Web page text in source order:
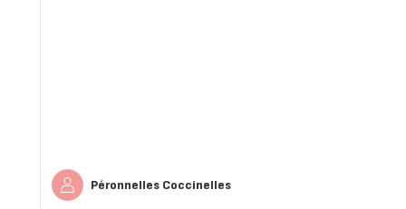
Péronnelles Coccinelles